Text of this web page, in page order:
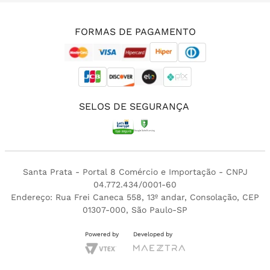
FORMAS DE PAGAMENTO
SELOS DE SEGURANÇA
Santa Prata - Portal 8 Comércio e Importação - CNPJ
04.772.434/0001-60
Endereço: Rua Frei Caneca 558, 13º andar, Consolação, CEP
01307-000, São Paulo-SP
Powered by Developed by